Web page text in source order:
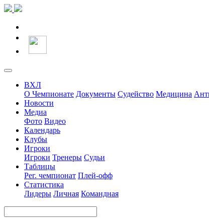
ВХЛ
О Чемпионате Документы Судейство Медицина
Новости
Медиа
Фото Видео
Календарь
Клубы
Игроки
Игроки Тренеры Судьи
Таблицы
Рег. чемпионат Плей-офф
Статистика
Лидеры Личная Командная